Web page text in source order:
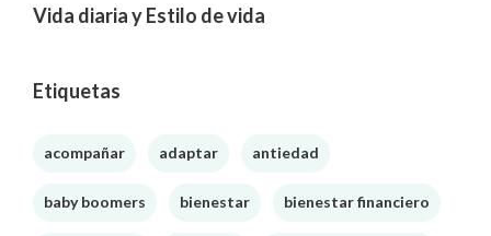
Vida diaria y Estilo de vida
Etiquetas
acompañar adaptar antiedad
baby boomers bienestar bienestar financiero